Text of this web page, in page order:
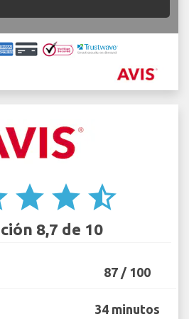
star star star_half
8,7 de 10
87 / 100
34 minutos